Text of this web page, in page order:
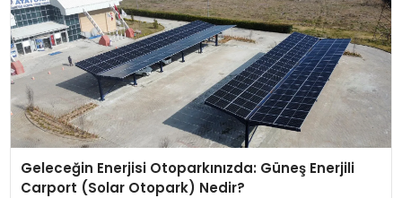
Geleceğin Enerjisi Otoparkınızda: Güneş Enerjili
Carport (Solar Otopark) Nedir?